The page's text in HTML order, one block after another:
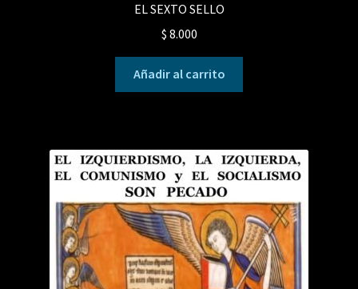
EL SEXTO SELLO
$ 8.000
Añadir al carrito